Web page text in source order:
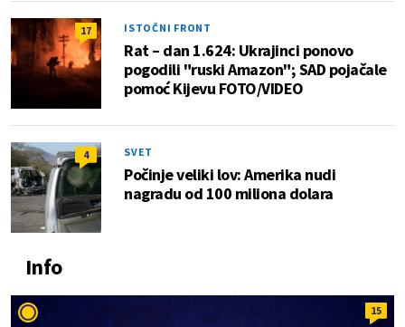
17 ISTOČNI FRONT
Rat – dan 1.624: Ukrajinci ponovo
pogodili "ruski Amazon"; SAD pojačale
pomoć Kijevu FOTO/VIDEO
4 SVET
Počinje veliki lov: Amerika nudi
nagradu od 100 miliona dolara
Info
15